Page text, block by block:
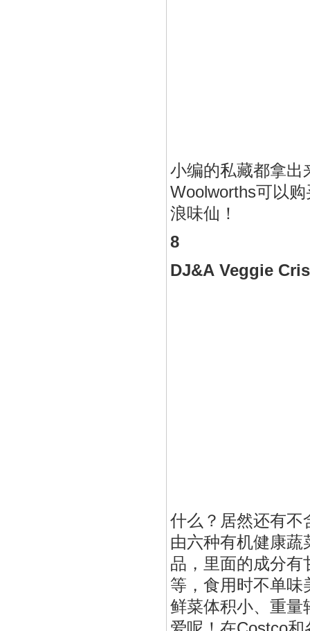
小编的私藏都拿出
Woolworths可以
浪味仙！
8
DJ&A Veggie
什么？居然还有不
由六种有机健康
品，里面的成分有
等，食用时不单味
鲜菜体积小、重量